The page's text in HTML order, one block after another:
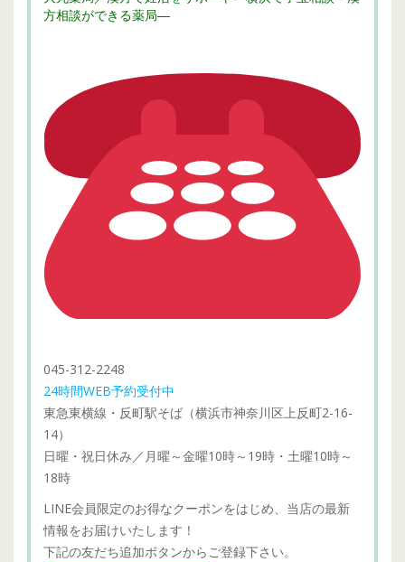
方相談ができる薬局―
045-312-2248
24時間WEB予約受付中
東急東横線・反町駅そば（横浜市神奈川区上反町2-16-
14）
日曜・祝日休み／月曜～金曜10時～19時・土曜10時～
18時
LINE会員限定のお得なクーポンをはじめ、当店の最新
情報をお届けいたします！
下記の友だち追加ボタンからご登録下さい。